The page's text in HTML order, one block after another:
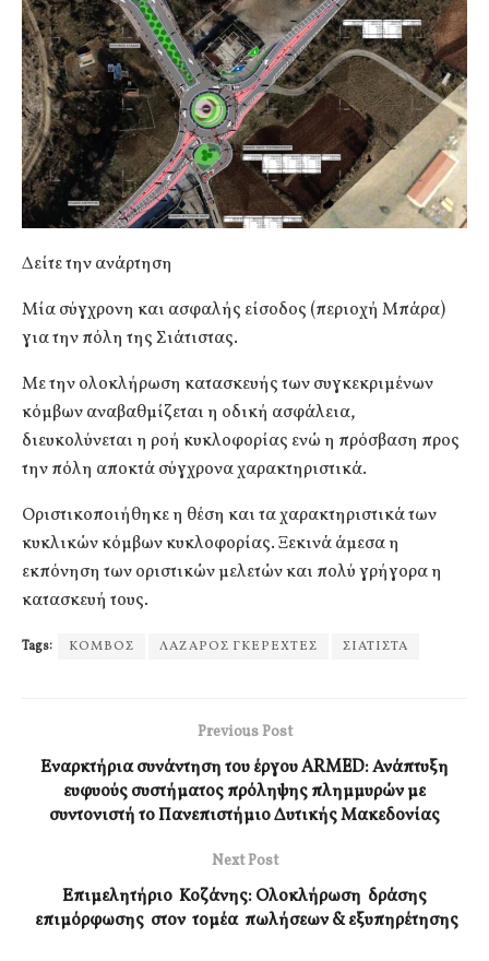
Δείτε την ανάρτηση
Μία σύγχρονη και ασφαλής είσοδος (περιοχή Μπάρα)
για την πόλη της Σιάτιστας.
Με την ολοκλήρωση κατασκευής των συγκεκριμένων
κόμβων αναβαθμίζεται η οδική ασφάλεια,
διευκολύνεται η ροή κυκλοφορίας ενώ η πρόσβαση προς
την πόλη αποκτά σύγχρονα χαρακτηριστικά.
Οριστικοποιήθηκε η θέση και τα χαρακτηριστικά των
κυκλικών κόμβων κυκλοφορίας. Ξεκινά άμεσα η
εκπόνηση των οριστικών μελετών και πολύ γρήγορα η
κατασκευή τους.
Tags: ΚΟΜΒΟΣ ΛΑΖΑΡΟΣ ΓΚΕΡΕΧΤΕΣ ΣΙΑΤΙΣΤΑ
Previous Post
Εναρκτήρια συνάντηση του έργου ARMED: Ανάπτυξη
ευφυούς συστήματος πρόληψης πλημμυρών με
συντονιστή το Πανεπιστήμιο Δυτικής Μακεδονίας
Next Post
Επιμελητήριο Κοζάνης: Ολοκλήρωση δράσης
επιμόρφωσης στον τομέα πωλήσεων & εξυπηρέτησης